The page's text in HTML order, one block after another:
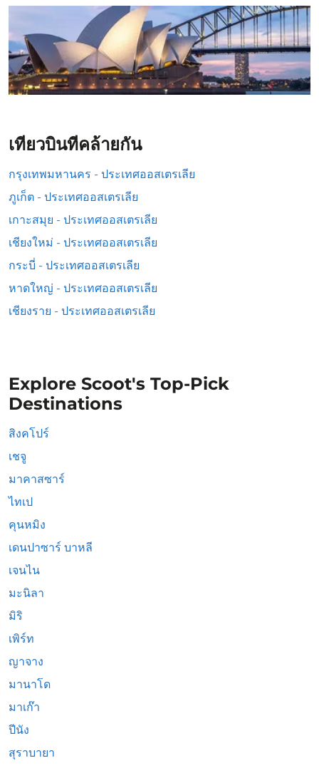
เที่ยวบินที่คล้ายกัน
กรุงเทพมหานคร - ประเทศออสเตรเลีย
ภูเก็ต - ประเทศออสเตรเลีย
เกาะสมุย - ประเทศออสเตรเลีย
เชียงใหม่ - ประเทศออสเตรเลีย
กระบี่ - ประเทศออสเตรเลีย
หาดใหญ่ - ประเทศออสเตรเลีย
เชียงราย - ประเทศออสเตรเลีย
Explore Scoot's Top-Pick
Destinations
สิงคโปร์
เชจู
มาคาสซาร์
ไทเป
คุนหมิง
เดนปาซาร์ บาหลี
เจนไน
มะนิลา
มิริ
เพิร์ท
ญาจาง
มานาโด
มาเก๊า
ปีนัง
สุราบายา